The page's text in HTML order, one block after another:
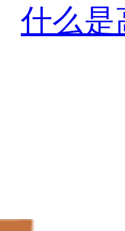
什么是